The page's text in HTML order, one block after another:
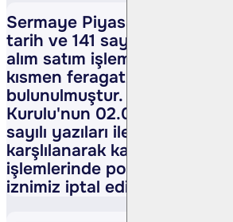
Sermaye Piyasası Kuruluna
tarih ve 141 sayılı yazımız ile
alım satım işlemleri faaliyet
kısmen feragat etme
bulunulmuştur. Sermaye
Kurulu'nun 02.04.2018 tarih
sayılı yazıları ile talebimiz
karşlılanarak kaldıraçlı alım
işlemlerinde portföy
iznimiz iptal edilmiştir.